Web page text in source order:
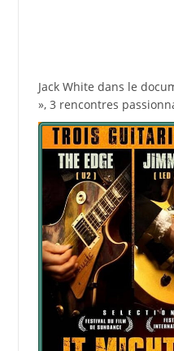
Jack White dans le
», 3 rencontres